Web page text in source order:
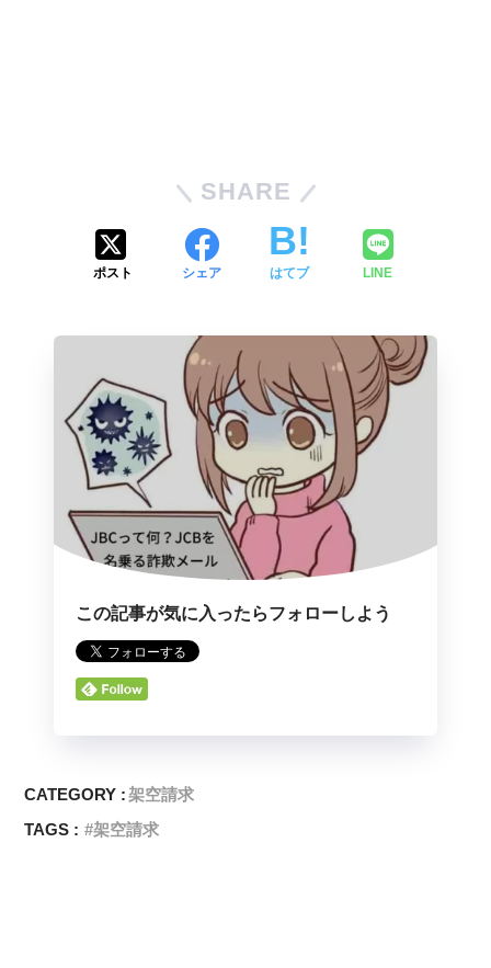
SHARE
ポスト シェア はてブ LINE
この記事が気に入ったらフォローしよう
CATEGORY :架空請求
TAGS :
架空請求